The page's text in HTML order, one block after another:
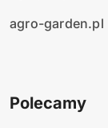
agro-garden.pl
Polecamy